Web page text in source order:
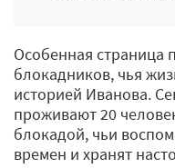
Особенная страница
блокадников, чья
историей Иванова.
проживают 20
блокадой, чьи
времен и хранят